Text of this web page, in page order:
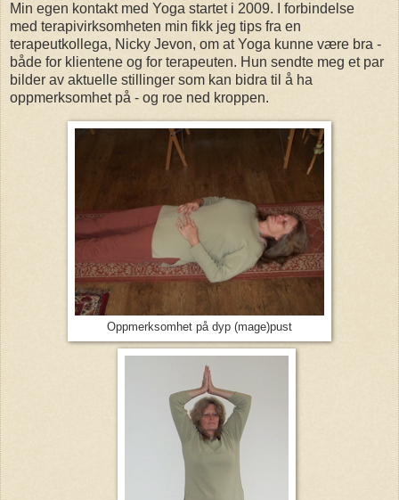
Min egen kontakt med Yoga startet i 2009. I forbindelse
med terapivirksomheten min fikk jeg tips fra en
terapeutkollega, Nicky Jevon, om at Yoga kunne være bra -
både for klientene og for terapeuten. Hun sendte meg et par
bilder av aktuelle stillinger som kan bidra til å ha
oppmerksomhet på - og roe ned kroppen.
Oppmerksomhet på dyp (mage)pust